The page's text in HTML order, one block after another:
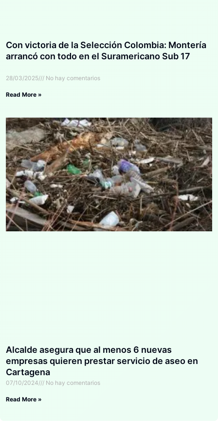
Con victoria de la Selección Colombia: Montería
arrancó con todo en el Suramericano Sub 17
28/03/2025 No hay comentarios
Read More »
Alcalde asegura que al menos 6 nuevas
empresas quieren prestar servicio de aseo en
Cartagena
07/10/2024 No hay comentarios
Read More »